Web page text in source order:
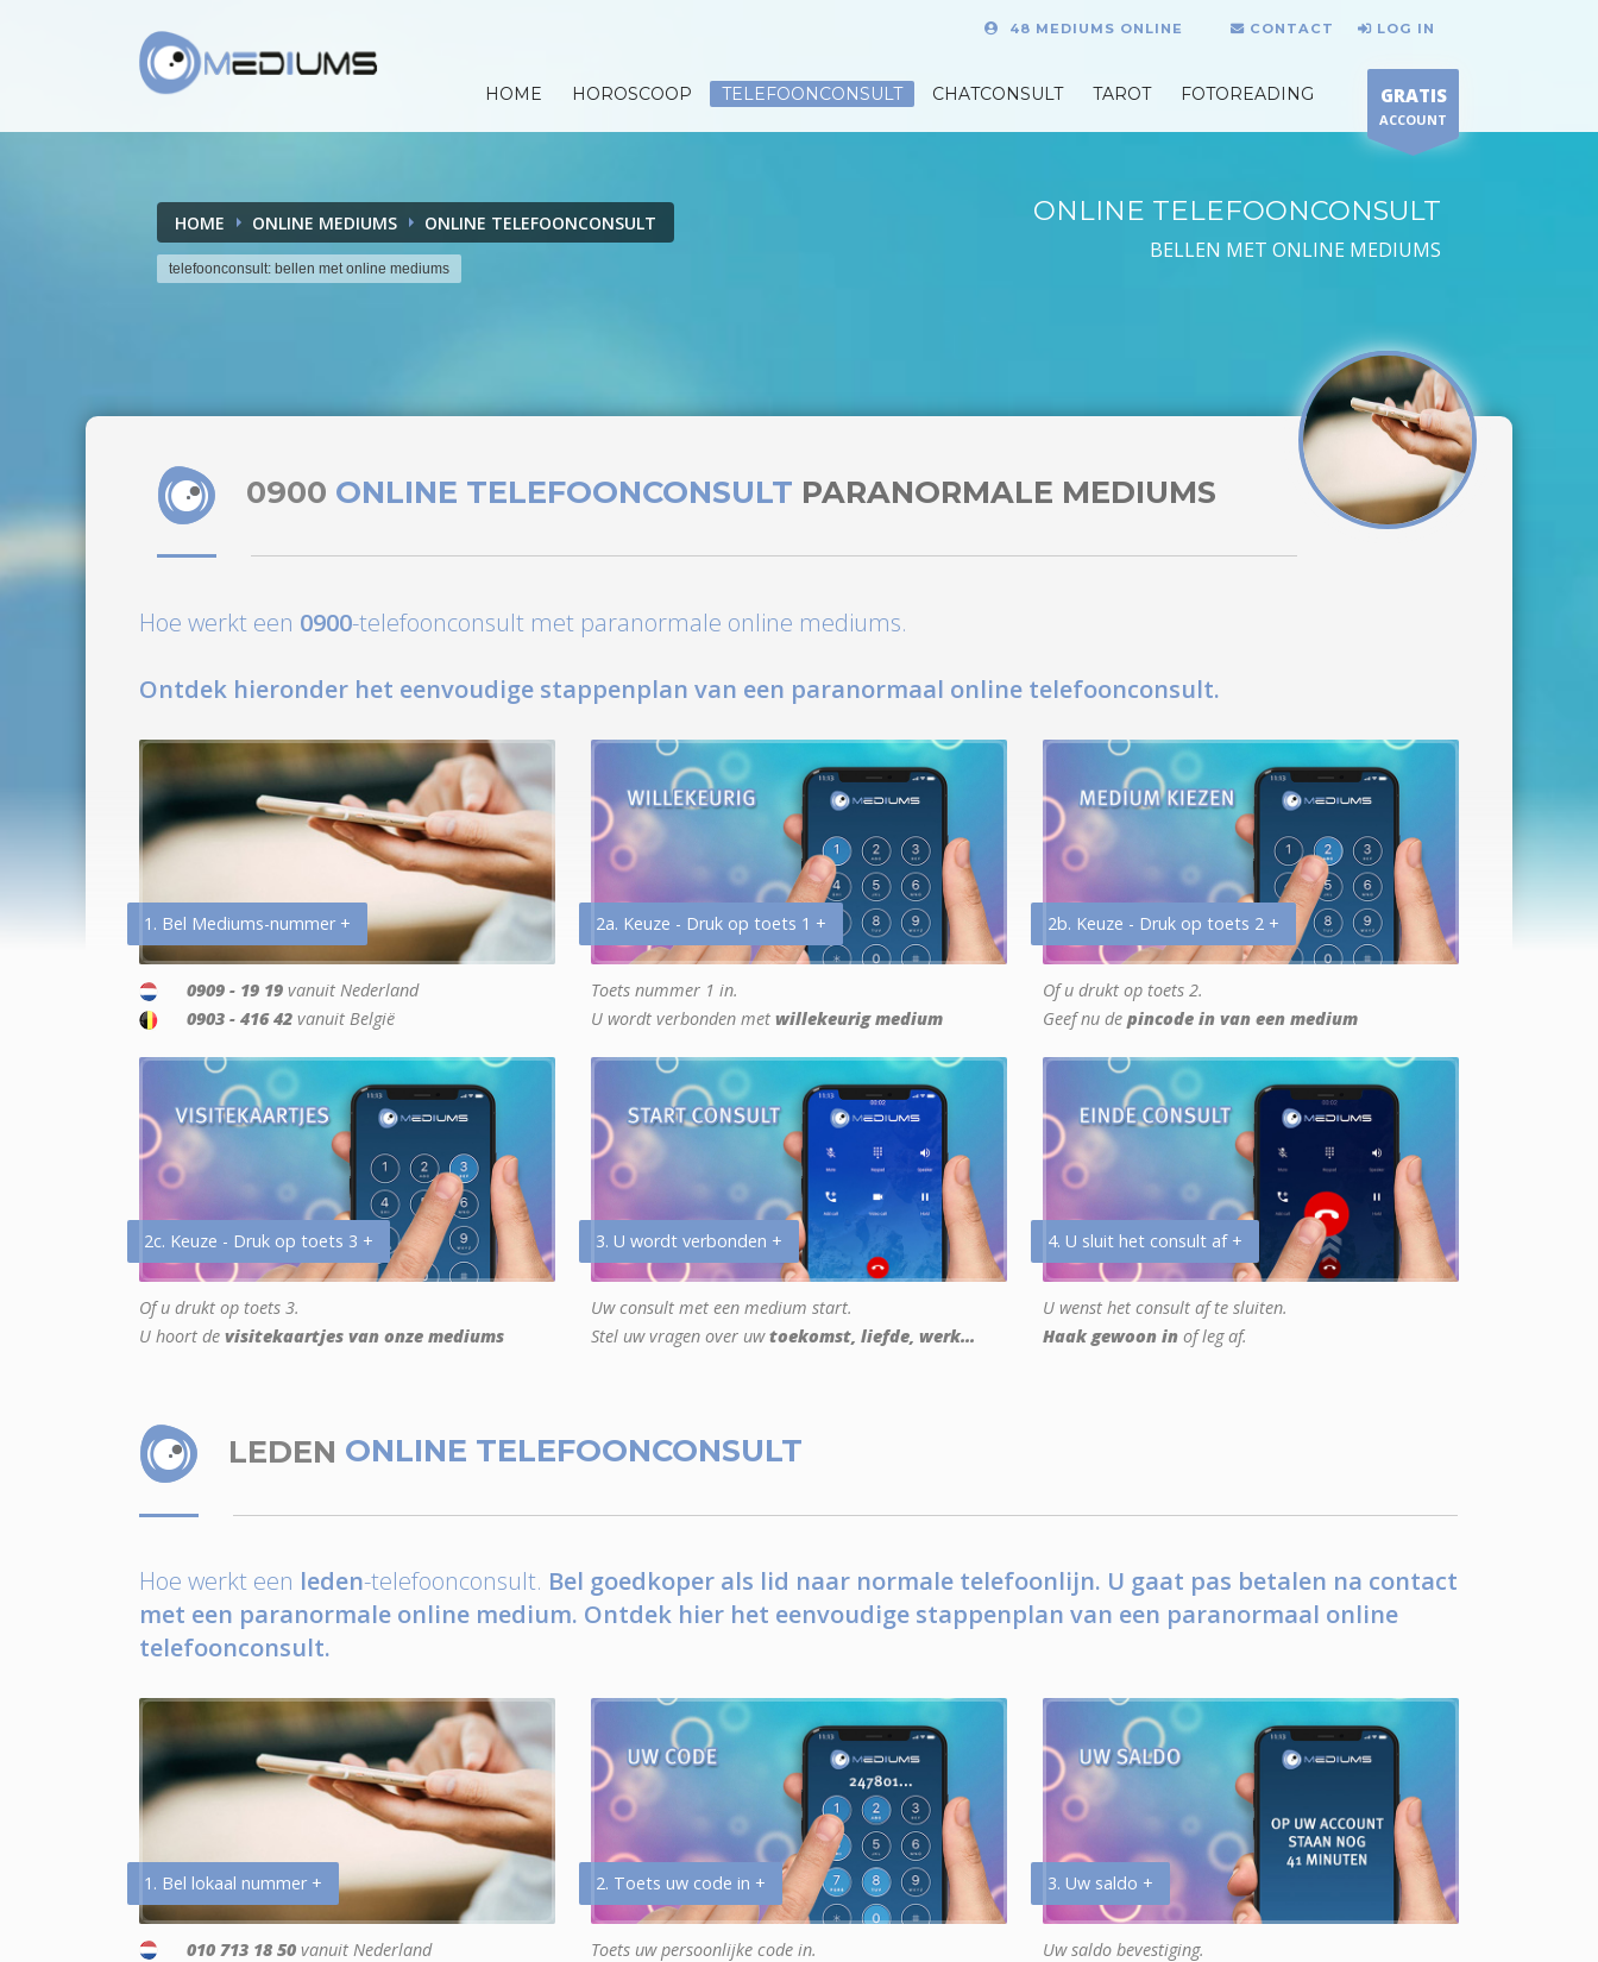
48 MEDIUMS ONLINE CONTACT LOG IN
HOME HOROSCOOP TELEFOONCONSULT CHATCONSULT TAROT FOTOREADING GRATIS
ACCOUNT
HOME ONLINE MEDIUMS ONLINE TELEFOONCONSULT
telefoonconsult: bellen met online mediums
ONLINE TELEFOONCONSULT
BELLEN MET ONLINE MEDIUMS
0900 ONLINE TELEFOONCONSULT PARANORMALE MEDIUMS
Hoe werkt een 0900-telefoonconsult met paranormale online mediums.
Ontdek hieronder het eenvoudige stappenplan van een paranormaal online telefoonconsult.
1. Bel Mediums-nummer +
0909 - 19 19 vanuit Nederland
0903 - 416 42 vanuit België
2a. Keuze - Druk op toets 1 +
Toets nummer 1 in.
U wordt verbonden met willekeurig medium
2b. Keuze - Druk op toets 2 +
Of u drukt op toets 2.
Geef nu de pincode in van een medium
2c. Keuze - Druk op toets 3 +
Of u drukt op toets 3.
U hoort de visitekaartjes van onze mediums
3. U wordt verbonden +
Uw consult met een medium start.
Stel uw vragen over uwtoekomst, liefde, werk...
4. U sluit het consult af +
U wenst het consult af te sluiten.
Haak gewoon in of leg af.
LEDEN ONLINE TELEFOONCONSULT
Hoe werkt een leden-telefoonconsult. Bel goedkoper als lid naar normale telefoonlijn. U gaat pas betalen na contact
met een paranormale online medium. Ontdek hier het eenvoudige stappenplan van een paranormaal online
telefoonconsult.
1. Bel lokaal nummer +
010 713 18 50 vanuit Nederland
2. Toets uw code in +
Toets uw persoonlijke code in.
3. Uw saldo +
Uw saldo bevestiging.